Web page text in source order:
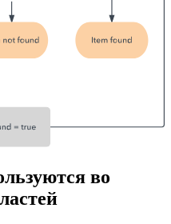
во